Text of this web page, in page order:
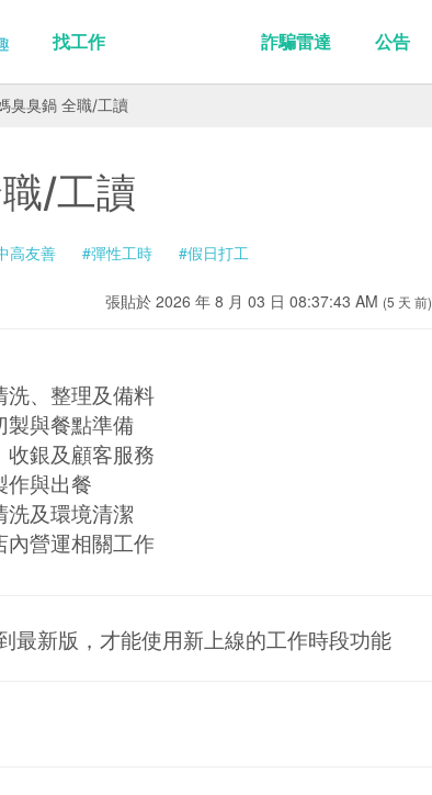
找工作 詐騙雷達 公告
臭臭鍋 全職/工讀
/工讀
高友善 #彈性工時 #假日打工
張貼於 2026 年 8 月 03 日 08:37:43 AM (5 天 前)
洗、整理及備料
製與餐點準備
收銀及顧客服務
作與出餐
洗及環境清潔
內營運相關工作
最新版，才能使用新上線的工作時段功能